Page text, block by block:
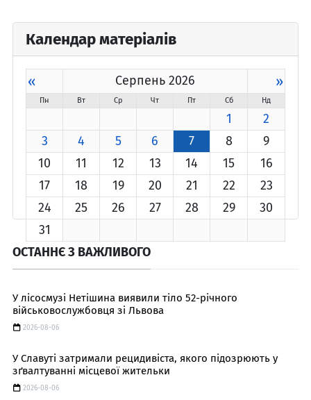
Календар матеріалів
« Серпень 2026 »
Пн Вт Ср Чт Пт Сб Нд
1
2
3
4 5 6 7 8
9
10
11 12 13 14 15
16
17
18 19 20 21 22
23
24
25 26 27 28 29
30
31
ОСТАННЄ З ВАЖЛИВОГО
У лісосмузі Нетішина виявили тіло 52-річного
військовослужбовця зі Львова
2026-08-06
У Славуті затримали рецидивіста, якого підозрюють у
зґвалтуванні місцевої жительки
2026-08-06